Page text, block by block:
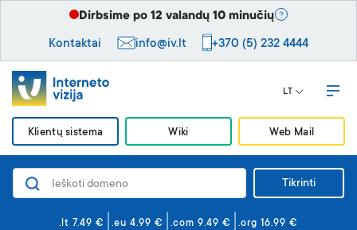
Kontaktai info@iv.lt +370 (5) 232 4444
Dirbsime po 12 valandų 10 minučių
LT
Domenai
Svetainės ir el. paštas
Klientų sistema Wiki Web Mail
Tikrinti
.lt 7.49 € .eu 4.99 € .com 9.49 € .org 16.99 €